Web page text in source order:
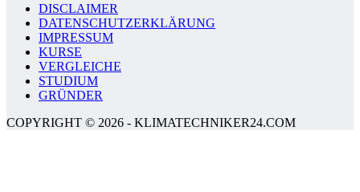
DISCLAIMER
DATENSCHUTZERKLÄRUNG
IMPRESSUM
KURSE
VERGLEICHE
STUDIUM
GRÜNDER
COPYRIGHT © 2026 - KLIMATECHNIKER24.COM